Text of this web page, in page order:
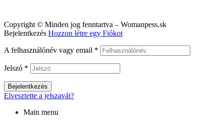
Copyright © Minden jog fenntartva – Womanpess.sk
Bejelentkezés Hozzon létre egy Fiókot
A felhasználónév vagy email *
Jelszó *
Bejelentkezés
Elvesztette a jelszavát?
Main menu